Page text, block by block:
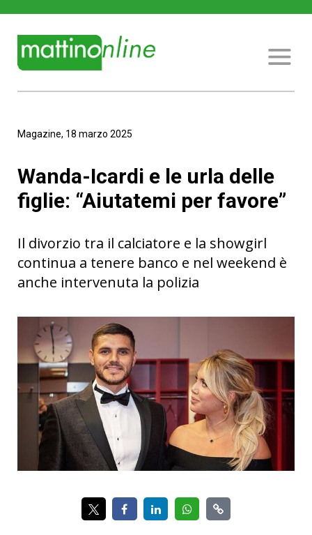
Magazine, 18 marzo 2025
Wanda-Icardi e le urla delle
figlie: “Aiutatemi per favore”
Il divorzio tra il calciatore e la showgirl
continua a tenere banco e nel weekend è
anche intervenuta la polizia